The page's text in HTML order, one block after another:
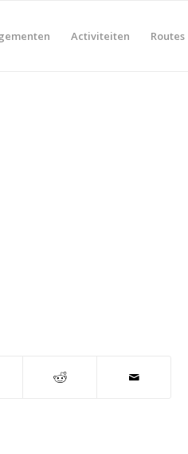
Activiteiten Routes